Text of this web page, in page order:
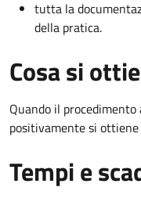
tutta la
della pratica.
Cosa si
Quando il
positivamente si ottiene
Tempi e